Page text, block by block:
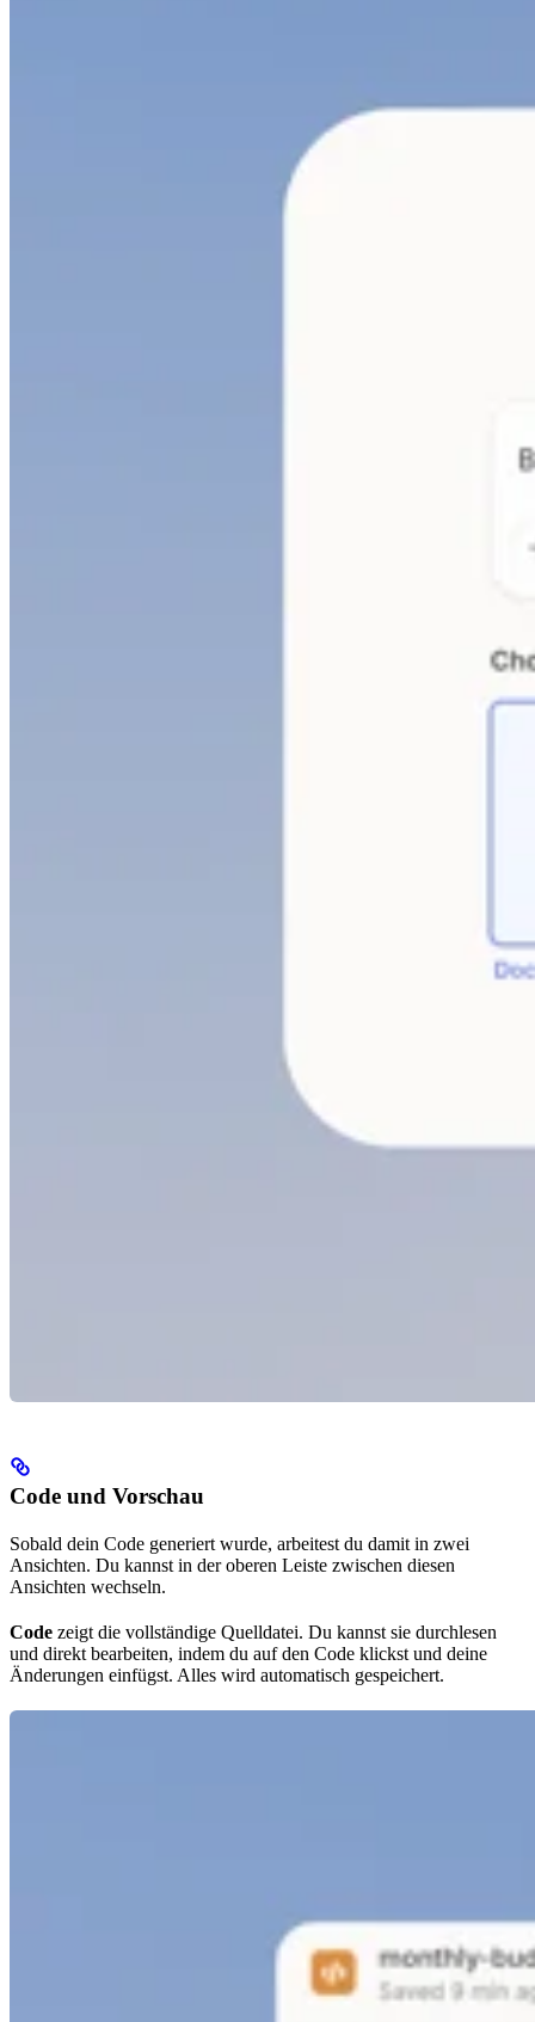
Code und Vorschau
Sobald dein Code generiert wurde, arbeitest du damit in zwei
Ansichten. Du kannst in der oberen Leiste zwischen diesen
Ansichten wechseln.
Code zeigt die vollständige Quelldatei. Du kannst sie durchlesen
und direkt bearbeiten, indem du auf den Code klickst und deine
Änderungen einfügst. Alles wird automatisch gespeichert.